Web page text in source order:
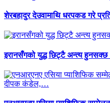
शेरबहादुर देउवामाथि धरपकड गरे
इरानसँगको युद्ध छिट्टै अन्त्य हुनसक्छ